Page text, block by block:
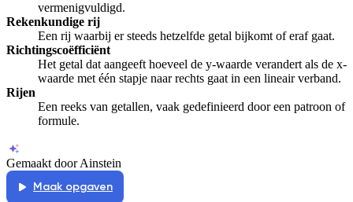
vermenigvuldigd.
Rekenkundige rij
Een rij waarbij er steeds hetzelfde getal bijkomt of eraf gaat.
Richtingscoëfficiënt
Het getal dat aangeeft hoeveel de y-waarde verandert als de x-
waarde met één stapje naar rechts gaat in een lineair verband.
Rijen
Een reeks van getallen, vaak gedefinieerd door een patroon of
formule.
Gemaakt door Ainstein
Maak opgaven